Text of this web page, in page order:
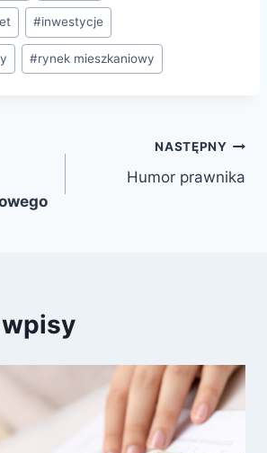
#inwestycje
#rynek mieszkaniowy
NASTĘPNY
Humor prawnika